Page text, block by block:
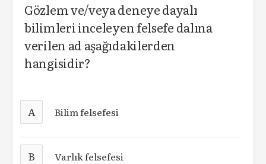
Gözlem ve/veya deneye dayalı
bilimleri inceleyen felsefe dalına
verilen ad aşağıdakilerden
hangisidir?
A Bilim felsefesi
B Varlık felsefesi